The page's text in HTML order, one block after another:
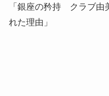
「銀座の矜持 クラブ由
れた理由」